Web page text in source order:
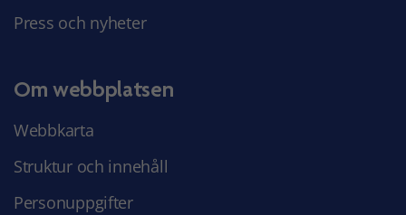
Press och nyheter
Om webbplatsen
Webbkarta
Struktur och innehåll
Personuppgifter